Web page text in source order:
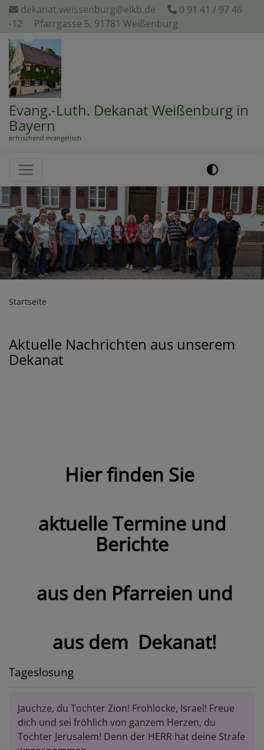
Direkt
zum
dekanat.weissenburg@elkb.de
0 91 41 / 97 46
-12
Pfarrgasse 5, 91781 Weißenburg
Evang.-Luth. Dekanat Weißenburg in
Bayern
erfrischend evangelisch
Hauptnavigation
Previous Next
Startseite
Aktuelle Nachrichten aus unserem
Dekanat
Hier finden Sie
aktuelle Termine und
Berichte
aus den Pfarreien und
aus dem Dekanat!
Tageslosung
Jauchze, du Tochter Zion! Frohlocke, Israel! Freue
dich und sei fröhlich von ganzem Herzen, du
Tochter Jerusalem! Denn der HERR hat deine Strafe